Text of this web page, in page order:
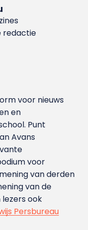
redactie
voor nieuws
en
Punt
Avans
voor
van derden
van de
ook
Persbureau